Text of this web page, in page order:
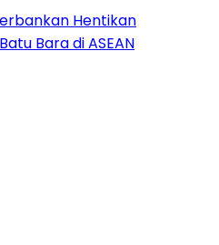
Hentikan
Bara di ASEAN